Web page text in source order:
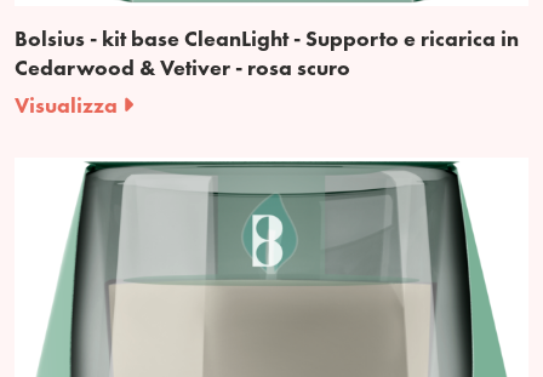
Bolsius - kit base CleanLight - Supporto e ricarica in
Cedarwood & Vetiver - rosa scuro
Visualizza